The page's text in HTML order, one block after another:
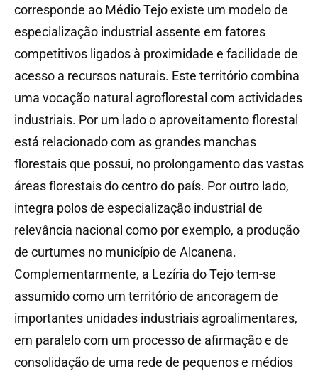
corresponde ao Médio Tejo existe um modelo de
especialização industrial assente em fatores
competitivos ligados à proximidade e facilidade de
acesso a recursos naturais. Este território combina
uma vocação natural agroflorestal com actividades
industriais. Por um lado o aproveitamento florestal
está relacionado com as grandes manchas
florestais que possui, no prolongamento das vastas
áreas florestais do centro do país. Por outro lado,
integra polos de especialização industrial de
relevância nacional como por exemplo, a produção
de curtumes no município de Alcanena.
Complementarmente, a Lezíria do Tejo tem-se
assumido como um território de ancoragem de
importantes unidades industriais agroalimentares,
em paralelo com um processo de afirmação e de
consolidação de uma rede de pequenos e médios